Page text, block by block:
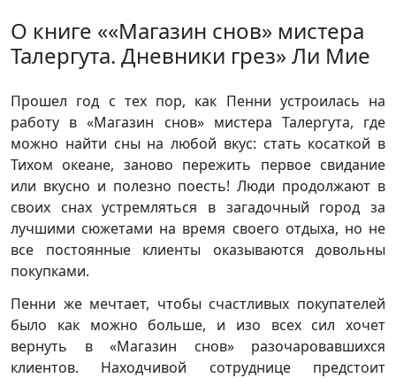
О книге ««Магазин снов» мистера
Талергута. Дневники грез» Ли Мие
Прошел год с тех пор, как Пенни устроилась на
работу в «Магазин снов» мистера Талергута, где
можно найти сны на любой вкус: стать косаткой в
Тихом океане, заново пережить первое свидание
или вкусно и полезно поесть! Люди продолжают в
своих снах устремляться в загадочный город за
лучшими сюжетами на время своего отдыха, но не
все постоянные клиенты оказываются довольны
покупками.
Пенни же мечтает, чтобы счастливых покупателей
было как можно больше, и изо всех сил хочет
вернуть в «Магазин снов» разочаровавшихся
клиентов. Находчивой сотруднице предстоит